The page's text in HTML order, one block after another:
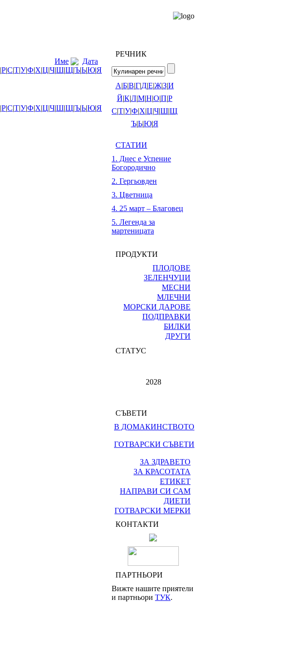
Име
Дата
|Р|С|Т|У|Ф|Х|Ц|Ч|Ш|Щ|Ъ|Ь|Ю|Я
|Р|С|Т|У|Ф|Х|Ц|Ч|Ш|Щ|Ъ|Ь|Ю|Я
РЕЧНИК
А|Б|В|Г|Д|Е|Ж|З|И
Й|К|Л|М|Н|О|П|Р
С|Т|У|Ф|Х|Ц|Ч|Ш|Щ
Ъ|Ь|Ю|Я
СТАТИИ
1. Днес е Успение
Богородично
2. Гергьовден
3. Цветница
4. 25 март – Благовец
5. Легенда за
мартеницата
ПРОДУКТИ
ПЛОДОВЕ
ЗЕЛЕНЧУЦИ
МЕСНИ
МЛЕЧНИ
МОРСКИ ДАРОВЕ
ПОДПРАВКИ
БИЛКИ
ДРУГИ
СТАТУС
2028
СЪВЕТИ
В ДОМАКИНСТВОТО
ГОТВАРСКИ СЪВЕТИ
ЗА ЗДРАВЕТО
ЗА КРАСОТАТА
ЕТИКЕТ
НАПРАВИ СИ САМ
ДИЕТИ
ГОТВАРСКИ МЕРКИ
КОНТАКТИ
ПАРТНЬОРИ
Вижте нашите приятели
и партньори ТУК.